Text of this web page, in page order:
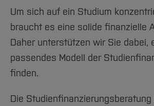
Arbeiten im FB G
Forschung und Projekte
International
Team
Service
Studiengänge
Studieninteressierte
Aktuelles
Studium
Fachgruppen
Forschung und Entwicklung
International
Team
Notfall-Infos
BO Shop
Familiengerechte Hochschule
Gleichstellung
Diskriminierungsfreie
Vertretungen
Wahlen
Hochschulbibliothek
Hochschulkommunikation
International Office
Medienzentrum
qed-Stiftung
Zentrale Studienberatung
Um sich auf ein Studium
braucht es eine solide finanzielle
Daher unterstützen wir Sie dabei,
passendes Modell der
finden.
Die